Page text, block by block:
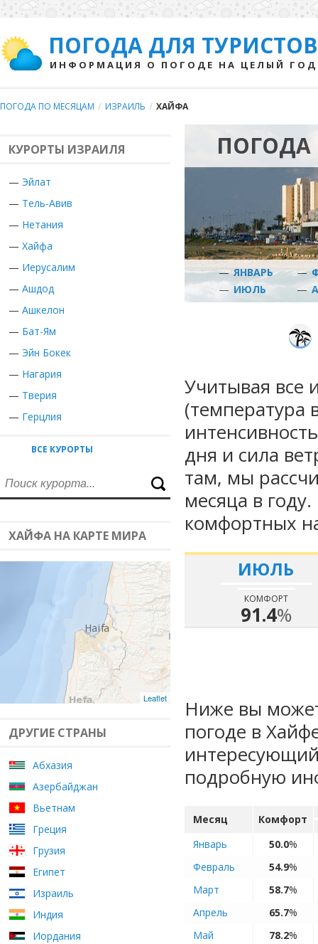
ПОГОДА ДЛЯ ТУРИСТОВ
ИНФОРМАЦИЯ О ПОГОДЕ НА ЦЕЛЫЙ ГОД
ПОГОДА ПО МЕСЯЦАМ / ИЗРАИЛЬ / ХАЙФА
КУРОРТЫ ИЗРАИЛЯ
— Эйлат
— Тель-Авив
— Нетания
— Хайфа
— Иерусалим
— Ашдод
— Ашкелон
— Бат-Ям
— Эйн Бокек
— Нагария
— Тверия
— Герцлия
ВСЕ КУРОРТЫ
ХАЙФА НА КАРТЕ МИРА
Leaflet
ДРУГИЕ СТРАНЫ
Абхазия
Азербайджан
Вьетнам
Греция
Грузия
Египет
Израиль
Индия
Иордания
ПОГОДА
—ЯНВАРЬ —
— ИЮЛЬ —
Учитывая все
(температура
дня и сила
там, мы
месяца в
комфортных
ИЮЛЬ
КОМФОРТ
91.4%
Ниже вы
погоде в
подробную
Месяц
Комфорт
Январь
50.0%
Февраль
54.9%
Март
58.7%
Апрель
65.7%
Май
78.2%